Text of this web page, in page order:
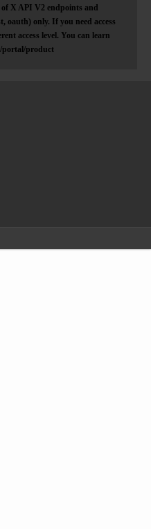
of X API V2 endpoints and
oauth) only. If you need access
access level. You can learn
portal/product